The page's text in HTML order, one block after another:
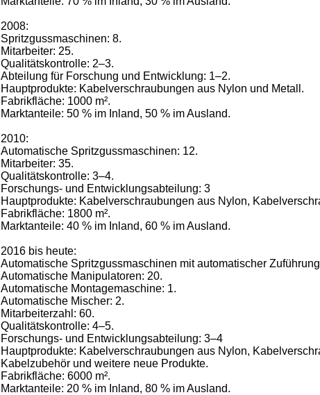
2008:
Spritzgussmaschinen: 8.
Mitarbeiter: 25.
Qualitätskontrolle: 2–3.
Abteilung für Forschung und Entwicklung: 1–2.
Hauptprodukte: Kabelverschraubungen aus Nylon und Metall.
Fabrikfläche: 1000 m².
Marktanteile: 50 % im Inland, 50 % im Ausland.
2010:
Automatische Spritzgussmaschinen: 12.
Mitarbeiter: 35.
Qualitätskontrolle: 3–4.
Forschungs- und Entwicklungsabteilung: 3
Hauptprodukte: Kabelverschraubungen aus Nylon,
Fabrikfläche: 1800 m².
Marktanteile: 40 % im Inland, 60 % im Ausland.
2016 bis heute:
Automatische Spritzgussmaschinen mit automatischer
Automatische Manipulatoren: 20.
Automatische Montagemaschine: 1.
Automatische Mischer: 2.
Mitarbeiterzahl: 60.
Qualitätskontrolle: 4–5.
Forschungs- und Entwicklungsabteilung: 3–4
Hauptprodukte: Kabelverschraubungen aus Nylon,
Kabelzubehör und weitere neue Produkte.
Fabrikfläche: 6000 m².
Marktanteile: 20 % im Inland, 80 % im Ausland.